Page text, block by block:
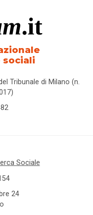
sociali
Tribunale di Milano (n.
Sociale
24